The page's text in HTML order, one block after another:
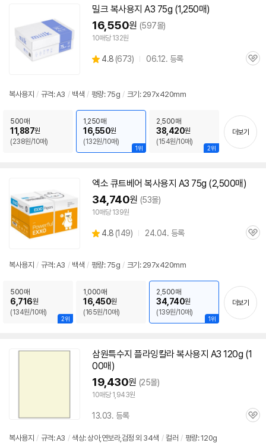
밀크 복사용지 A3 75g (1,250매)
16,550원 (597몰)
10매당 132원
별
4.8 (상
뷰
673) 06.12. 등록
관
복사용지 / 규격:A3 / 백색 / 평량: 75g / 크기: 297x420mm
500매
11,887원
(238원/10매)
1위
1,250매
16,550원
(132원/10매)
2위
2,500매
38,420원
(154원/10매)
더보기
엑소 큐트베어 복사용지 A3 75g (2,500매)
34,740원 (53몰)
10매당 139원
별
4.8 (상
뷰
149) 24.04. 등록
관
복사용지 / 규격:A3 / 백색 / 평량: 75g / 크기: 297x420mm
2위
500매
6,716원
(134원/10매)
1,000매
16,450원
(165원/10매)
1위
2,500매
34,740원
(139원/10매)
더보기
삼원특수지 플라잉칼라복사용지 A3 120g (1
00매)
19,430원 (25몰)
10매당 1,943원
13.03. 등록
관
복사용지 / 규격:A3 / 색상: 상아,연보라,검정 외 34색 / 컬러 / 평량: 120g